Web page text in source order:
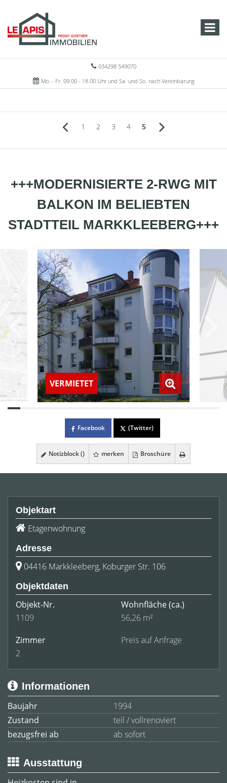
034298 549070
Mo. - Fr. 09.00 - 18.00 Uhr und Sa. und So. nach Vereinbarung
1 2 3 4 5
+++MODERNISIERTE 2-RWG MIT
BALKON IM BELIEBTEN
STADTTEIL MARKKLEEBERG+++
VERMIETET
Facebook (Twitter)
Notizblock () merken Broschüre
Objektart
Etagenwohnung
Adresse
04416 Markkleeberg, Koburger Str. 106
Objektdaten
Objekt-Nr.
1109
Wohnfläche(ca.)
56,26 m²
Zimmer
2
Preis auf Anfrage
Informationen
Baujahr
1994
Zustand
teil / vollrenoviert
bezugsfrei ab
ab sofort
Ausstattung